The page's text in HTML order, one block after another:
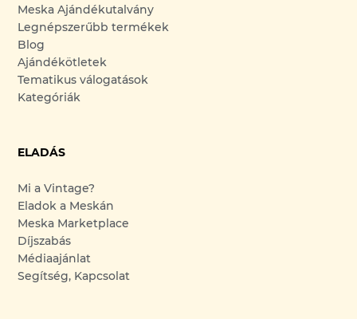
Meska Ajándékutalvány
Legnépszerűbb termékek
Blog
Ajándékötletek
Tematikus válogatások
Kategóriák
ELADÁS
Mi a Vintage?
Eladok a Meskán
Meska Marketplace
Díjszabás
Médiaajánlat
Segítség, Kapcsolat